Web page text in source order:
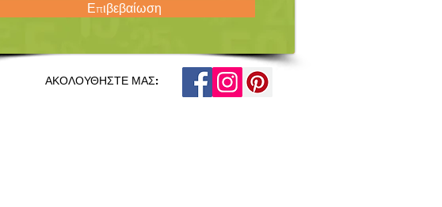
Επιβεβαίωση
ΑΚΟΛΟΥΘΗΣΤΕ ΜΑΣ: